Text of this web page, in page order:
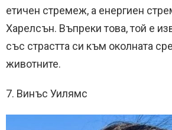
етичен стремеж, а енергиен
Харелсън. Въпреки това, той е
със страстта си към околната
животните.
7. Винъс Уилямс